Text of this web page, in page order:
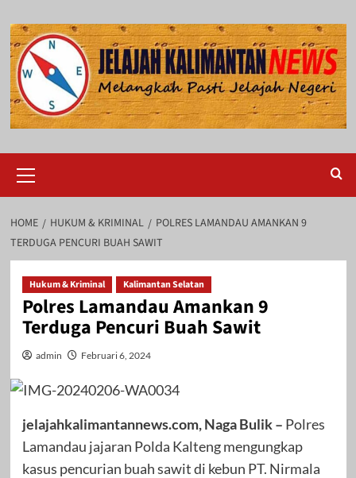
to
content
Menu
HOME HUKUM & KRIMINAL
POLRES LAMANDAU AMANKAN 9
TERDUGA PENCURI BUAH SAWIT
Hukum & Kriminal Kalimantan Selatan
Polres Lamandau Amankan 9
Terduga Pencuri Buah Sawit
admin Februari 6, 2024
jelajahkalimantannews.com, Naga Bulik – Polres
Lamandau jajaran Polda Kalteng mengungkap
kasus pencurian buah sawit di kebun PT. Nirmala